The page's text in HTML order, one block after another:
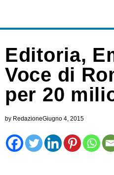
Editoria,
Voce di
per 20
by RedazioneGiugno 4, 2015